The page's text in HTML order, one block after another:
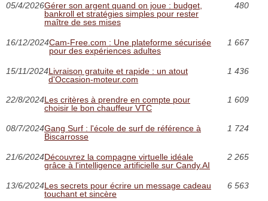
05/4/2026Gérer son argent quand on joue : budget,
bankroll et stratégies simples pour rester
maître de ses mises
480
16/12/2024Cam-Free.com : Une plateforme sécurisée
pour des expériences adultes
1 667
15/11/2024Livraison gratuite et rapide : un atout
d'Occasion-moteur.com
1 436
22/8/2024Les critères à prendre en compte pour
choisir le bon chauffeur VTC
1 609
08/7/2024Gang Surf : l'école de surf de référence à
Biscarrosse
1 724
21/6/2024Découvrez la compagne virtuelle idéale
grâce à l'intelligence artificielle sur Candy.AI
2 265
13/6/2024Les secrets pour écrire un message cadeau
touchant et sincère
6 563